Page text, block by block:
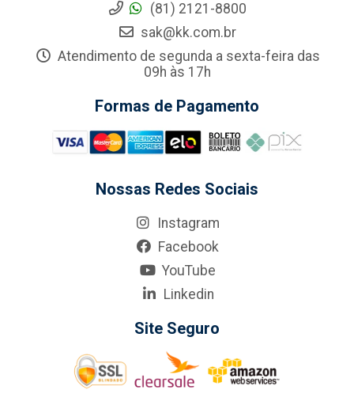
(81) 2121-8800
sak@kk.com.br
Atendimento de segunda a sexta-feira das
09h às 17h
Formas de Pagamento
Nossas Redes Sociais
Instagram
Facebook
YouTube
Linkedin
Site Seguro